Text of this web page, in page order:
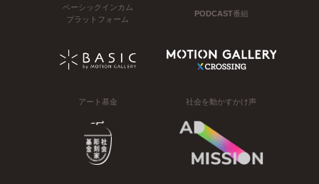
ベーシックインカム
プラットフォーム
PODCAST番組
アート基金 社会を動かすかけ声